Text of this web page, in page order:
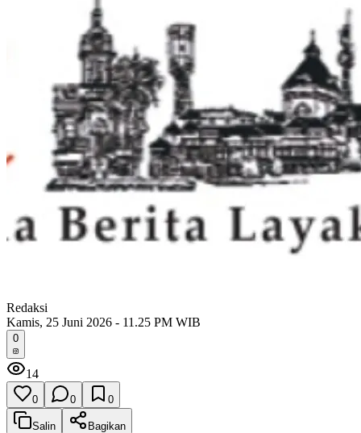
Redaksi
Kamis, 25 Juni 2026 - 11.25 PM WIB
0
14
0 0 0
Salin
Bagikan